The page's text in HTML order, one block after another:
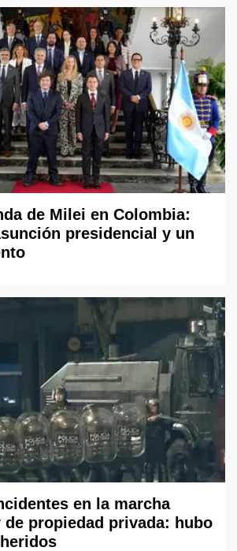
de Milei en Colombia:
presidencial y un
en la marcha
propiedad privada: hubo